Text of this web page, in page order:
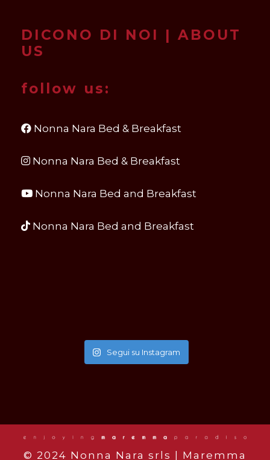
DICONO DI NOI | ABOUT
US
follow us:
Nonna Nara Bed & Breakfast
Nonna Nara Bed & Breakfast
Nonna Nara Bed and Breakfast
Nonna Nara Bed and Breakfast
Segui su Instagram
© 2024 Nonna Nara srls | Maremma